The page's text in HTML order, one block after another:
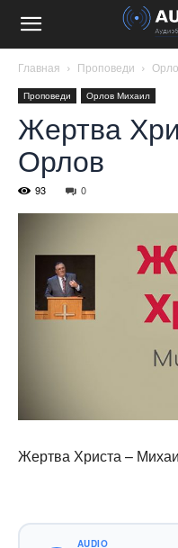
Главная Проповеди
Проповеди Орлов Михаил
Жертва
Орлов
93 0
Жертва Христа –
AUDIO